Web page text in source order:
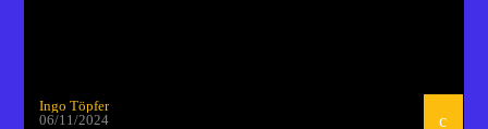
Ingo Töpfer
06/11/2024